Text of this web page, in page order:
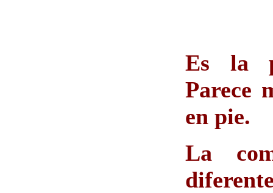
Es la
Parece
en pie.
La